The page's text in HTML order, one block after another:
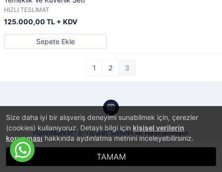
Size daha iyi bir alışveriş deneyimi sunabilmek için, çerezler
(cookies) kullanıyoruz. Detaylı bilgi için kişisel verilerin
korunmasıhakkında aydınlatma metnini inceleyebilirsiniz.
TAMAM
HIZLI TESLİMAT
125.000,00 TL + KDV
Sepete Ekle
1 2 3
PlatinMarket®E-Ticaret Sistemiİle Hazırlanmıştır.